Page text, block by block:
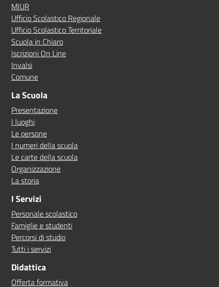
MIUR
Ufficio Scolastico Regionale
Ufficio Scolastico Territoriale
Scuola in Chiaro
Iscrizioni On Line
Invalsi
Comune
La Scuola
Presentazione
I luoghi
Le persone
I numeri della scuola
Le carte della scuola
Organizzazione
La storia
I Servizi
Personale scolastico
Famiglie e studenti
Percorsi di studio
Tutti i servizi
Didattica
Offerta formativa